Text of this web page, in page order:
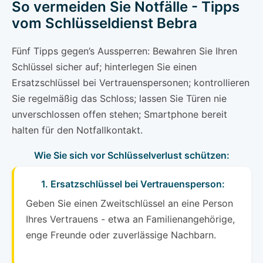
So vermeiden Sie Notfälle - Tipps
vom Schlüsseldienst Bebra
Fünf Tipps gegen’s Aussperren: Bewahren Sie Ihren
Schlüssel sicher auf; hinterlegen Sie einen
Ersatzschlüssel bei Vertrauenspersonen; kontrollieren
Sie regelmäßig das Schloss; lassen Sie Türen nie
unverschlossen offen stehen; Smartphone bereit
halten für den Notfallkontakt.
Wie Sie sich vor Schlüsselverlust schützen:
1. Ersatzschlüssel bei Vertrauensperson:
Geben Sie einen Zweitschlüssel an eine Person
Ihres Vertrauens - etwa an Familienangehörige,
enge Freunde oder zuverlässige Nachbarn.